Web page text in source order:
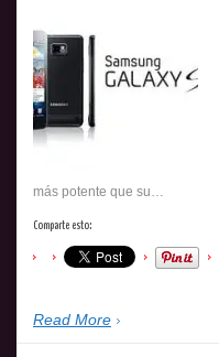
más potente que su…
Comparte esto:
Read More